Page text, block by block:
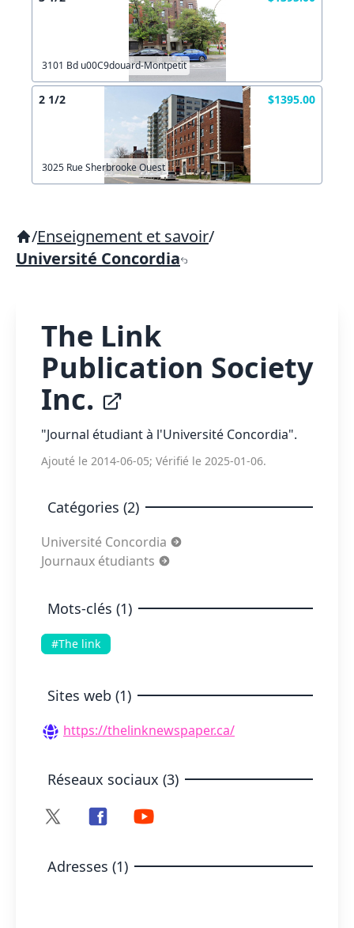
3101 Bd u00C9douard-Montpetit
2 1/2 $1395.00
3025 Rue Sherbrooke Ouest
/Enseignement et savoir/
Université Concordia
The Link
Publication Society
Inc.
"Journal étudiant à l'Université Concordia".
Ajouté le 2014-06-05; Vérifié le 2025-01-06.
Catégories (2)
Université Concordia
Journaux étudiants
Mots-clés (1)
#The link
Sites web (1)
https://thelinknewspaper.ca/
Réseaux sociaux (3)
Adresses (1)